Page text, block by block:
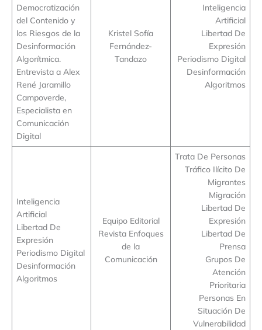
Democratización
del Contenido y
los Riesgos de la
Desinformación
Algorítmica.
Entrevista a Alex
René Jaramillo
Campoverde,
Especialista en
Comunicación
Digital
Kristel Sofía
Fernández-
Tandazo
Inteligencia
Artificial
Libertad De
Expresión
Periodismo Digital
Desinformación
Algoritmos
Inteligencia
Artificial
Libertad De
Expresión
Periodismo Digital
Desinformación
Algoritmos
Equipo Editorial
Revista Enfoques
de la
Comunicación
Trata De Personas
Tráfico Ilícito De
Migrantes
Migración
Libertad De
Expresión
Libertad De
Prensa
Grupos De
Atención
Prioritaria
Personas En
Situación De
Vulnerabilidad